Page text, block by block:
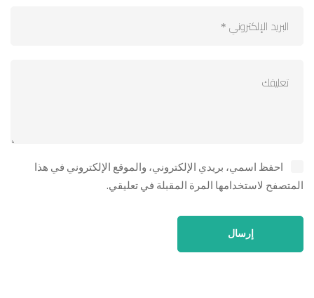
احفظ اسمي، بريدي الإلكتروني، والموقع الإلكتروني في هذا
المتصفح لاستخدامها المرة المقبلة في تعليقي.